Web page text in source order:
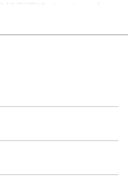
信託型円建てステーブル